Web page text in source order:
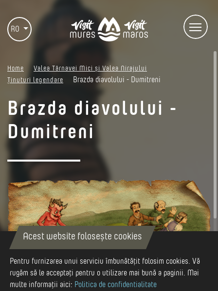
RO
Home
Valea Târnavei Mici și Valea Nirajului
Ținuturi legendare
Brazda diavolului - Dumitreni
Brazda diavolului -
Dumitreni
Acest website folosește cookies
Pentru furnizarea unui serviciu îmbunătățit folosim cookies. Vă
rugăm să le acceptați pentru o utilizare mai bună a paginii. Mai
multe informații aici: Politica de confidentialitate